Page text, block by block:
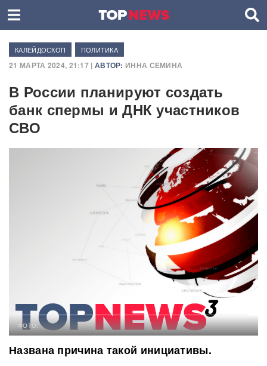
КАЛЕЙДОСКОП ПОЛИТИКА
21 МАРТА 2024, 21:17 | АВТОР: ИННА СЕМИНА
В России планируют создать
банк спермы и ДНК участников
СВО
ФОТО:
Названа причина такой инициативы.